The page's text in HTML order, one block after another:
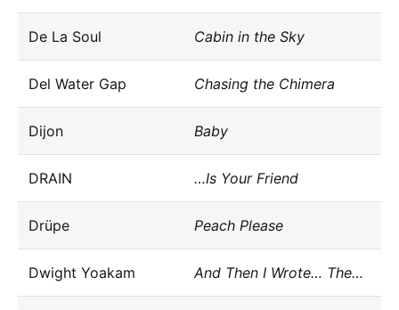
De La Soul Cabin in the Sky
Del Water Gap Chasing the Chimera
Dijon Baby
DRAIN …Is Your Friend
Drüpe Peach Please
Dwight Yoakam And Then I Wrote… The…